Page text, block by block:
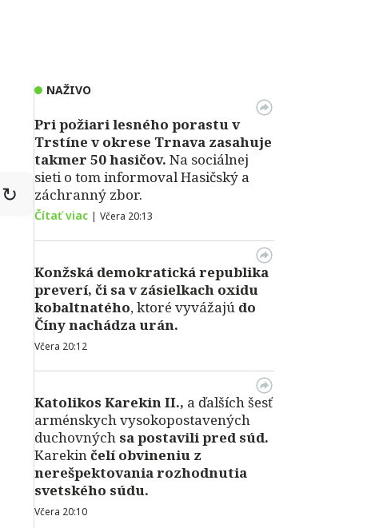
↻
NAŽIVO
Pri požiari lesného porastu v
Trstíne v okrese Trnava zasahuje
takmer 50 hasičov. Na sociálnej
sieti o tom informoval Hasičský a
záchranný zbor.
Čítať viac | Včera 20:13
Konžská demokratická republika
preverí, či sa v zásielkach oxidu
kobaltnatého, ktoré vyvážajú do
Číny nachádza urán.
Včera 20:12
Katolikos Karekin II., a ďalších šesť
arménskych vysokopostavených
duchovných sa postavili pred súd.
Karekinčelí obvineniu z
nerešpektovania rozhodnutia
svetského súdu.
Včera 20:10